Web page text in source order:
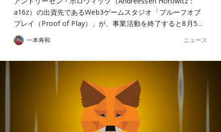
a16z）の出資先であるWeb3ゲームスタジオ「プルーフオブ
プレイ（Proof of Play）」が、事業活動を終了すると8月5…
一本寿和 ニュース